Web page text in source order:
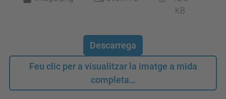
KB
Descarrega
Feu clic per a visualitzar la imatge a mida
completa…